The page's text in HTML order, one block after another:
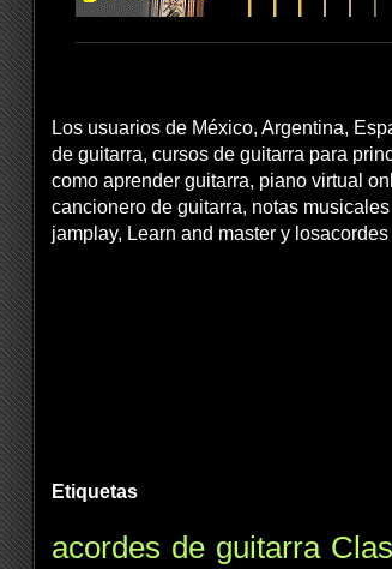
Los usuarios de México, Argentina,
de guitarra, cursos de guitarra para
como aprender guitarra, piano virtual
cancionero de guitarra, notas
jamplay, Learn and master y losacordes
Etiquetas
acordes de guitarra